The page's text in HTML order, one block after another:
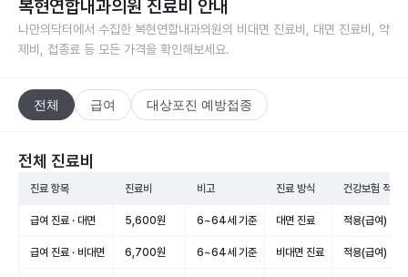
복현연합내과의원 진료비 안내
나만의닥터에서 수집한 복현연합내과의원의 비대면 진료비, 대면 진료비, 약
제비, 접종료 등 모든 가격을 확인해보세요.
전체 급여 대상포진 예방접종
전체 진료비
진료 항목 진료비 비고 진료 방식 건강보험 적용
급여 진료 · 대면 5,600원 6~64세 기준 대면 진료 적용(급여)
급여 진료 · 비대면 6,700원 6~64세 기준 비대면 진료 적용(급여)